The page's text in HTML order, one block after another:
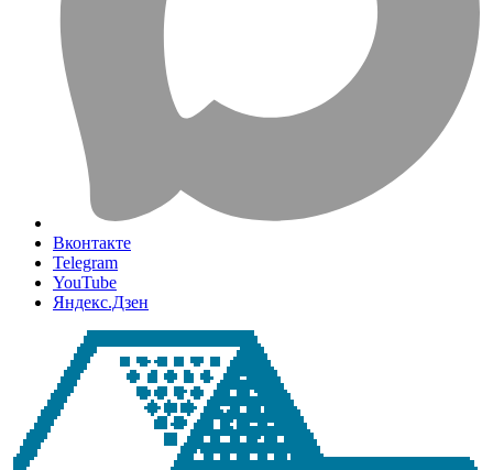
Вконтакте
Telegram
YouTube
Яндекс.Дзен